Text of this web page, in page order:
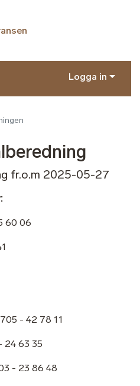
Logga in
fr.o.m 2025-05-27
60 06
- 42 78 11
24 63 35
- 23 86 48